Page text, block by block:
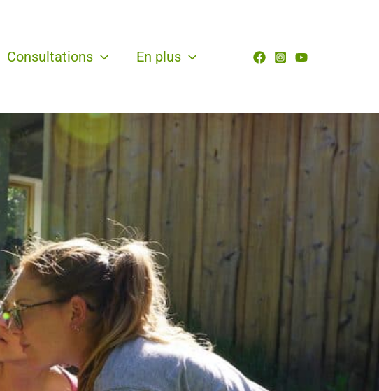
Consultations En plus